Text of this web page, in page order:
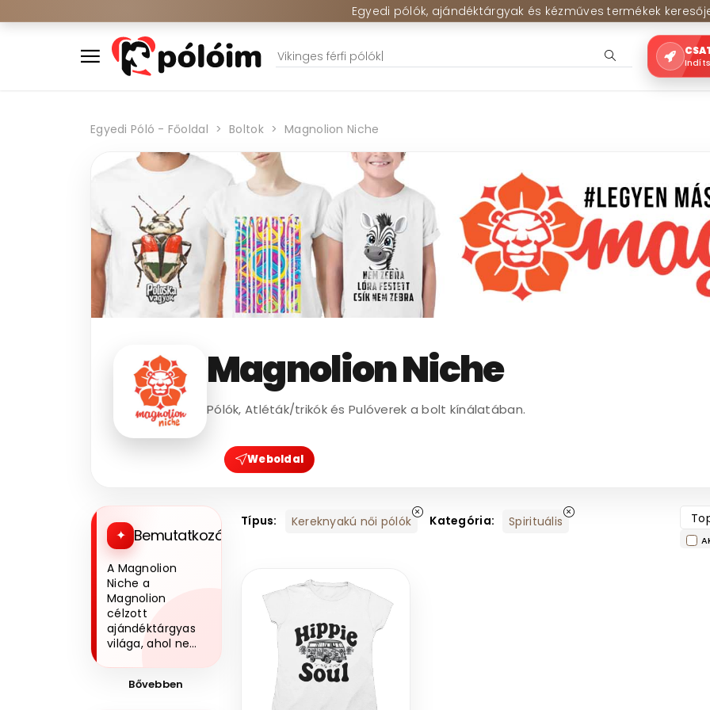
Egyedi pólók, ajándéktárgyak és kézműves termékek
Egyedi Póló - Főoldal Boltok Magnolion Niche
Magnolion Niche
Pólók, Atléták/trikók és Pulóverek a bolt kínálatában.
Weboldal
Bemutatkozás
A Magnolion
Niche a
Magnolion
célzott
ajándéktárgyas
világa, ahol nem
termékeket
találsz, hanem
Bővebben
Típus: Kereknyakú női pólók Kategória: Spirituális